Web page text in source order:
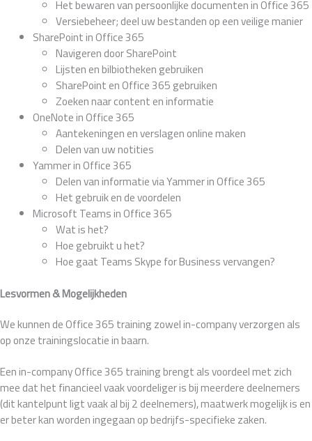
Het bewaren van persoonlijke documenten in Office 365
Versiebeheer; deel uw bestanden op een veilige manier
SharePoint in Office 365
Navigeren door SharePoint
Lijsten en bilbiotheken gebruiken
SharePoint en Office 365 gebruiken
Zoeken naar content en informatie
OneNote in Office 365
Aantekeningen en verslagen online maken
Delen van uw notities
Yammer in Office 365
Delen van informatie via Yammer in Office 365
Het gebruik en de voordelen
Microsoft Teams in Office 365
Wat is het?
Hoe gebruikt u het?
Hoe gaat Teams Skype for Business vervangen?
Lesvormen & Mogelijkheden
We kunnen de Office 365 training zowel in-company verzorgen als
op onze trainingslocatie in baarn.
Een in-company Office 365 training brengt als voordeel met zich
mee dat het financieel vaak voordeliger is bij meerdere deelnemers
(dit kantelpunt ligt vaak al bij 2 deelnemers), maatwerk mogelijk is en
er beter kan worden ingegaan op bedrijfs-specifieke zaken.